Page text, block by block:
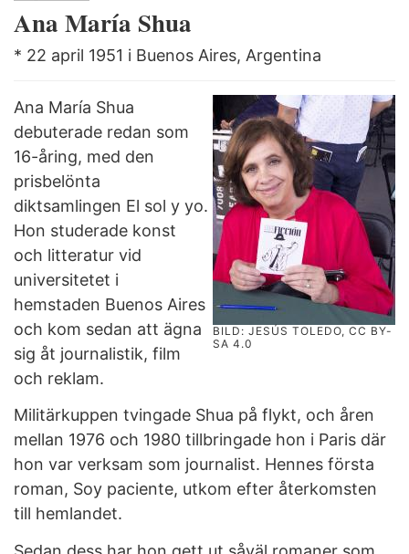
Ana María Shua
* 22 april 1951 i Buenos Aires, Argentina
BILD: JESÚS TOLEDO, CC BY-
SA 4.0
Ana María Shua
debuterade redan som
16-åring, med den
prisbelönta
diktsamlingen El sol y yo.
Hon studerade konst
och litteratur vid
universitetet i
hemstaden Buenos Aires
och kom sedan att ägna
sig åt journalistik, film
och reklam.
Militärkuppen tvingade Shua på flykt, och åren
mellan 1976 och 1980 tillbringade hon i Paris där
hon var verksam som journalist. Hennes första
roman, Soy paciente, utkom efter återkomsten
till hemlandet.